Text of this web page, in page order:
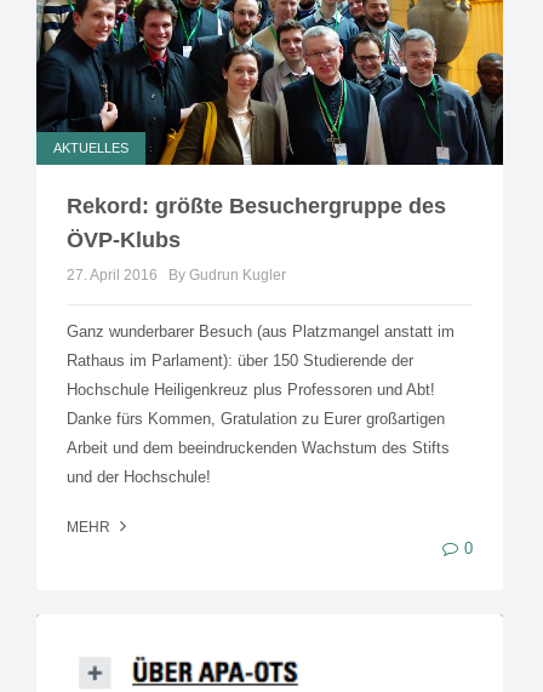
AKTUELLES
Rekord: größte Besuchergruppe des
ÖVP-Klubs
27. April 2016 By Gudrun Kugler
Ganz wunderbarer Besuch (aus Platzmangel anstatt im
Rathaus im Parlament): über 150 Studierende der
Hochschule Heiligenkreuz plus Professoren und Abt!
Danke fürs Kommen, Gratulation zu Eurer großartigen
Arbeit und dem beeindruckenden Wachstum des Stifts
und der Hochschule!
MEHR
0